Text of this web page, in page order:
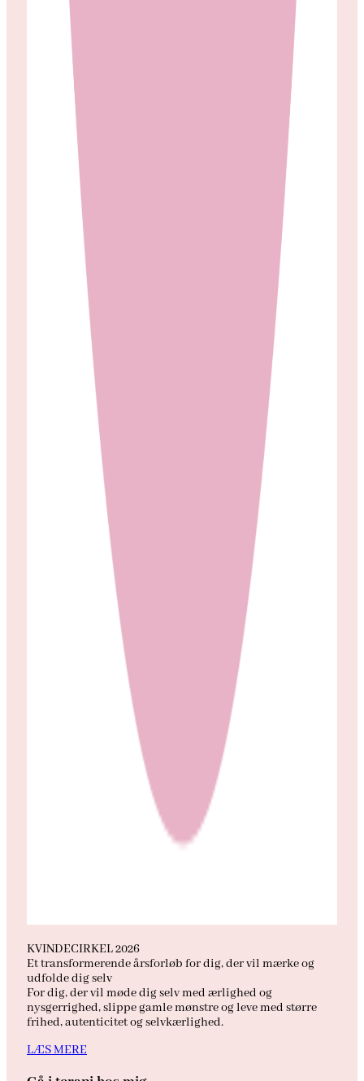
KVINDECIRKEL 2026
Et transformerende årsforløb for dig, der vil mærke og
udfolde dig selv
For dig, der vil møde dig selv med ærlighed og
nysgerrighed, slippe gamle mønstre og leve med større
frihed, autenticitet og selvkærlighed.
LÆS MERE